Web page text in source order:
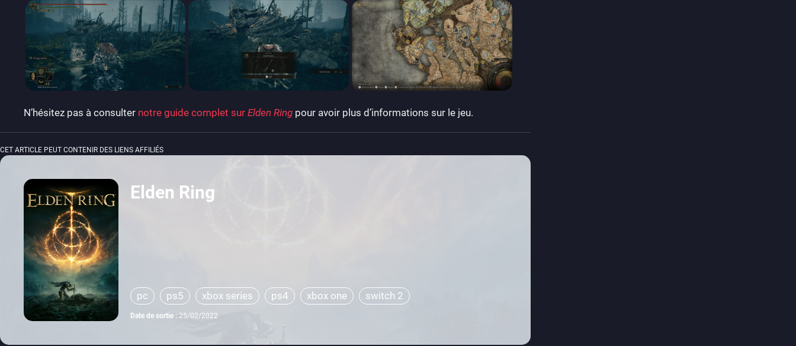
N’hésitez pas à consulter notre guide complet sur Elden Ring pour avoir plus d’informations sur le jeu.
CET ARTICLE PEUT CONTENIR DES LIENS AFFILIÉS
Elden Ring
pc ps5 xbox series ps4 xbox one switch 2
Date de sortie : 25/02/2022